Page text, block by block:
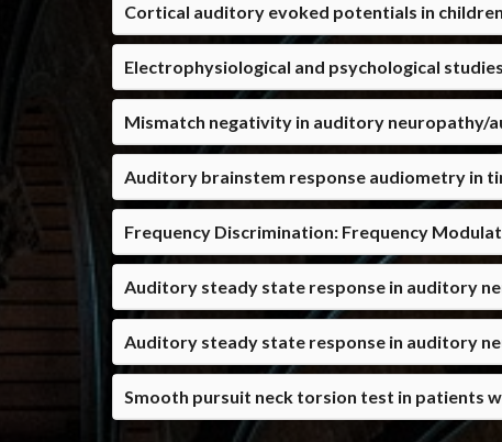
Cortical auditory evoked potentials in
Mismatch negativity in auditory neuropathy/
Auditory brainstem response audiometry in
Frequency Discrimination: Frequency
Auditory steady state response in auditory
Auditory steady state response in auditory
Smooth pursuit neck torsion test in patients